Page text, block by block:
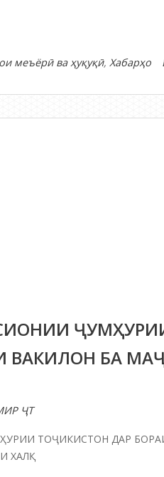
меъёрӣ ва ҳуқуқӣ, Хабарҳо
ВАКИЛОН БА
ҶТ
ТОҶИКИСТОН ДАР
ХАЛҚ